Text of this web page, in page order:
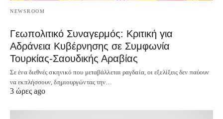
NEWSROOM
Γεωπολιτικό Συναγερμός: Κριτική για
Αδράνεια Κυβέρνησης σε Συμφωνία
Τουρκίας-Σαουδικής Αραβίας
Σε ένα διεθνές σκηνικό που μεταβάλλεται ραγδαία, οι εξελίξεις δεν παύουν
να εκπλήσσουν, δημιουργώντας την…
3 ώρες ago